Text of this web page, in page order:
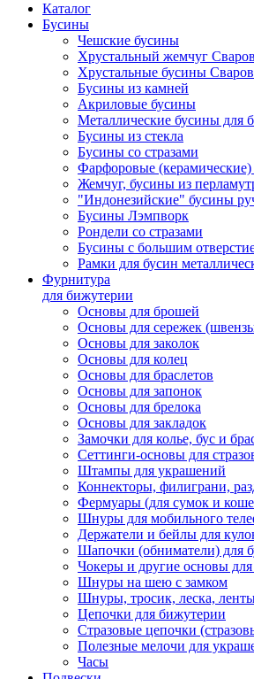
Каталог
Бусины
Чешские бусины
Хрустальный жемчуг
Хрустальные бусины
Бусины из камней
Акриловые бусины
Металлические бусины для
Бусины из стекла
Бусины со стразами
Фарфоровые
Жемчуг, бусины из
"Индонезийские" бусины
Бусины Лэмпворк
Рондели со стразами
Бусины с большим
Рамки для бусин
Фурнитура
для бижутерии
Основы для брошей
Основы для сережек
Основы для заколок
Основы для колец
Основы для браслетов
Основы для запонок
Основы для брелока
Основы для закладок
Замочки для колье, бус и
Сеттинги-основы для
Штампы для украшений
Коннекторы, филиграни,
Фермуары (для сумок и
Шнуры для мобильного
Держатели и бейлы для
Шапочки (обниматели) для
Чокеры и другие основы для
Шнуры на шею с замком
Шнуры, тросик, леска,
Цепочки для бижутерии
Стразовые цепочки
Полезные мелочи для
Часы